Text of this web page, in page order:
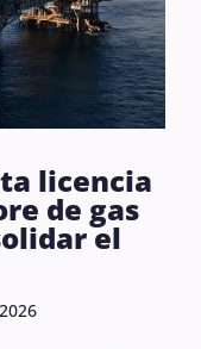
licencia
de gas
el